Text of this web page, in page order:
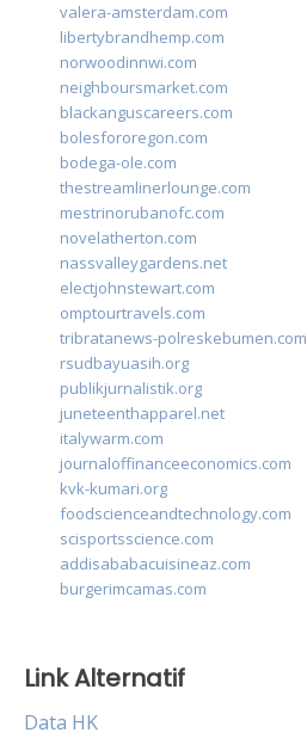
valera-amsterdam.com
libertybrandhemp.com
norwoodinnwi.com
neighboursmarket.com
blackanguscareers.com
bolesfororegon.com
bodega-ole.com
thestreamlinerlounge.com
mestrinorubanofc.com
novelatherton.com
nassvalleygardens.net
electjohnstewart.com
omptourtravels.com
tribratanews-polreskebumen.com
rsudbayuasih.org
publikjurnalistik.org
juneteenthapparel.net
italywarm.com
journaloffinanceeconomics.com
kvk-kumari.org
foodscienceandtechnology.com
scisportsscience.com
addisababacuisineaz.com
burgerimcamas.com
Link Alternatif
Data HK